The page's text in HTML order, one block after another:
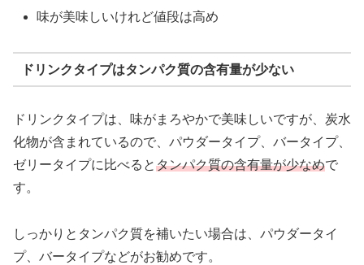
味が美味しいけれど値段は高め
ドリンクタイプはタンパク質の含有量が少ない
ドリンクタイプは、味がまろやかで美味しいですが、炭水
化物が含まれているので、パウダータイプ、バータイプ、
ゼリータイプに比べるとタンパク質の含有量が少なめで
す。
しっかりとタンパク質を補いたい場合は、パウダータイ
プ、バータイプなどがお勧めです。